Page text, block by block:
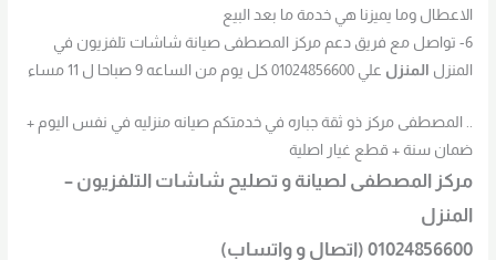
الاعطال وما يميزنا هي خدمة ما بعد البيع
6- تواصل مع فريق دعم مركز المصطفى صيانة شاشات تلفزيون في
المنزل المنزل علي 01024856600 كل يوم من الساعه 9 صباحا ل 11 مساء
.. المصطفى مركز ذو ثقة جباره في خدمتكم صيانه منزليه في نفس اليوم +
ضمان سنة + قطع غيار اصلية
مركز المصطفى لصيانة و تصليح شاشات التلفزيون –
المنزل
01024856600 (اتصال و واتساب)